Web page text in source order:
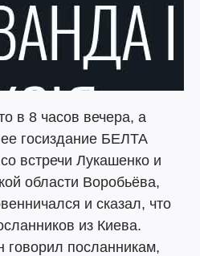
в 8 часов вечера, а
госиздание БЕЛТА
встречи Лукашенко и
области Воробьёва,
и сказал, что
из Киева.
говорил посланникам,